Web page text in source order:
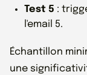
Test 5 :
l'email 5.
Échantillon
une